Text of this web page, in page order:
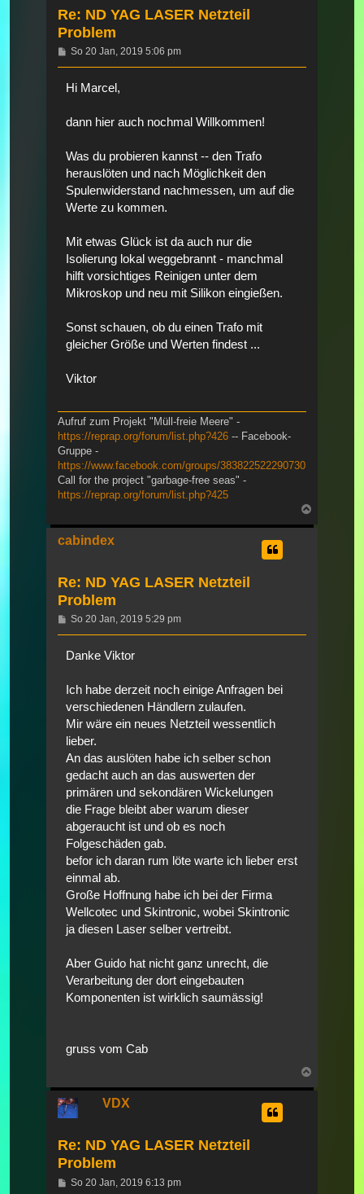
Re: ND YAG LASER Netzteil
Problem
Beitrag
So 20 Jan, 2019 5:06 pm
Hi Marcel,
dann hier auch nochmal Willkommen!
Was du probieren kannst -- den Trafo
herauslöten und nach Möglichkeit den
Spulenwiderstand nachmessen, um auf die
Werte zu kommen.
Mit etwas Glück ist da auch nur die
Isolierung lokal weggebrannt - manchmal
hilft vorsichtiges Reinigen unter dem
Mikroskop und neu mit Silikon eingießen.
Sonst schauen, ob du einen Trafo mit
gleicher Größe und Werten findest ...
Viktor
Aufruf zum Projekt "Müll-freie Meere" -
https://reprap.org/forum/list.php?426 -- Facebook-
Gruppe -
https://www.facebook.com/groups/383822522290730
Call for the project "garbage-free seas" -
https://reprap.org/forum/list.php?425
cabindex
Re: ND YAG LASER Netzteil
Problem
Beitrag
So 20 Jan, 2019 5:29 pm
Danke Viktor
Ich habe derzeit noch einige Anfragen bei
verschiedenen Händlern zulaufen.
Mir wäre ein neues Netzteil wessentlich
lieber.
An das auslöten habe ich selber schon
gedacht auch an das auswerten der
primären und sekondären Wickelungen
die Frage bleibt aber warum dieser
abgeraucht ist und ob es noch
Folgeschäden gab.
befor ich daran rum löte warte ich lieber erst
einmal ab.
Große Hoffnung habe ich bei der Firma
Wellcotec und Skintronic, wobei Skintronic
ja diesen Laser selber vertreibt.
Aber Guido hat nicht ganz unrecht, die
Verarbeitung der dort eingebauten
Komponenten ist wirklich saumässig!
gruss vom Cab
oben
VDX
Re: ND YAG LASER Netzteil
Problem
Beitrag
So 20 Jan, 2019 6:13 pm